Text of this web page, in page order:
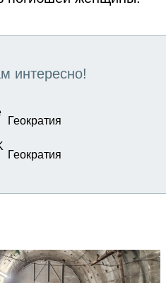
интересно!
Геократия
Геократия